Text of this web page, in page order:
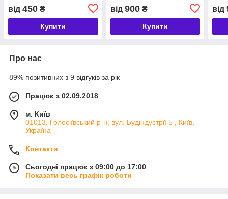
від 450 ₴
Купити
від 900₴
Купити
від
Про нас
89% позитивних з 9 відгуків за рік
Працює з 02.09.2018
м. Київ
01013, Голосіївський р-н, вул. Будіндустрії 5 , Київ,
Україна
Контакти
Сьогодні працює з 09:00 до 17:00
Показати весь графік роботи